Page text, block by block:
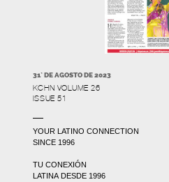
31` DE AGOSTO DE 2023
KCHN VOLUME 26
ISSUE 51
YOUR LATINO CONNECTION
SINCE 1996
TU CONEXIÓN
LATINA DESDE 1996